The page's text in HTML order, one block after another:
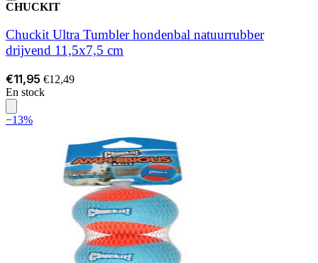
CHUCKIT
Chuckit Ultra Tumbler hondenbal natuurrubber
drijvend 11,5x7,5 cm
€11,95 €12,49
En stock
−13%